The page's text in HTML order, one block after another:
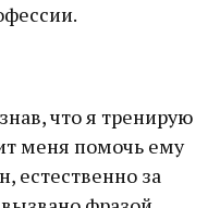
что я тренирую
меня помочь ему
естественно за